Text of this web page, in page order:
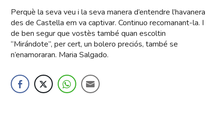
Perquè la seva veu i la seva manera d’entendre l’havanera
des de Castella em va captivar. Continuo recomanant-la. I
de ben segur que vostès també quan escoltin
“Mirándote”, per cert, un bolero preciós, també se
n’enamoraran. Maria Salgado.